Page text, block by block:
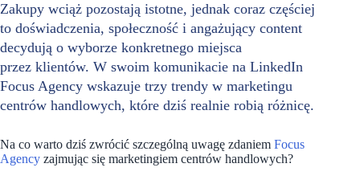
Zakupy wciąż pozostają istotne, jednak coraz częściej
to doświadczenia, społeczność i angażujący content
decydują o wyborze konkretnego miejsca
przez klientów. W swoim komunikacie na LinkedIn
Focus Agency wskazuje trzy trendy w marketingu
centrów handlowych, które dziś realnie robią różnicę.
Na co warto dziś zwrócić szczególną uwagę zdaniem Focus
Agency zajmując się marketingiem centrów handlowych?